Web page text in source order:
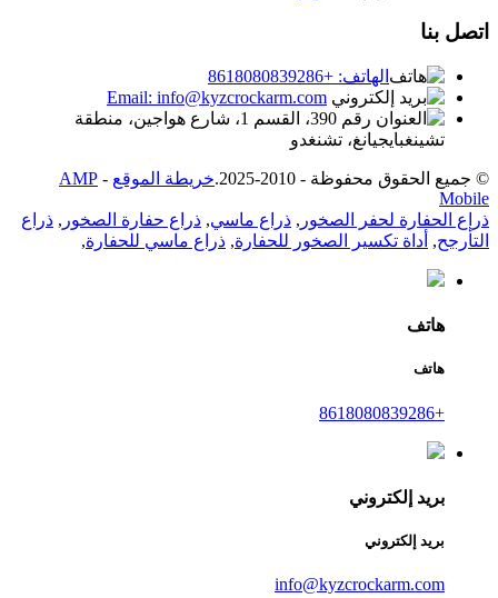
اتصل بنا
الهاتف: +8618080839286
Email: info@kyzcrockarm.com
رقم 390، القسم 1، شارع هواجين، منطقة
تشينغبايجيانغ، تشنغدو
© جميع الحقوق محفوظة - 2010-2025. خريطة الموقع -
AMP
Mobile
ذراع الحفارة لحفر الصخور , ذراع ماسي, ذراع حفارة الصخور , ذراع
التأرجح, أداة تكسير الصخور للحفارة, ذراع ماسي للحفارة,
هاتف
هاتف
+8618080839286
بريد إلكتروني
بريد إلكتروني
info@kyzcrockarm.com